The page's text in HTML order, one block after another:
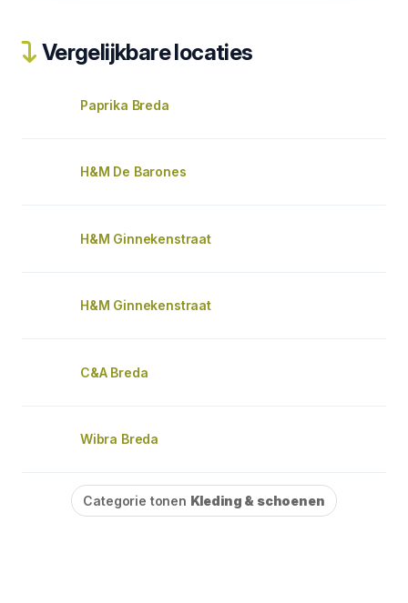
Vergelijkbare locaties
Paprika Breda
H&M De Barones
H&M Ginnekenstraat
H&M Ginnekenstraat
C&A Breda
Wibra Breda
Categorie tonen Kleding & schoenen